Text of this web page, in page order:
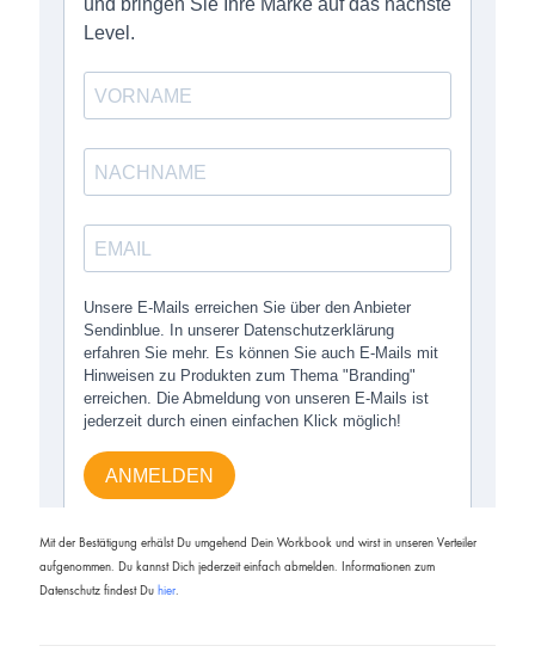
Mit der Bestätigung erhälst Du umgehend Dein Workbook und wirst in unseren Verteiler
aufgenommen. Du kannst Dich jederzeit einfach abmelden. Informationen zum
Datenschutz findest Du hier.